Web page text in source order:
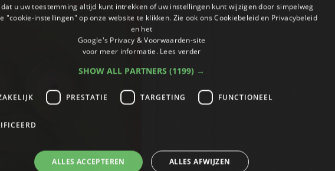
u uw toestemming altijd kunt intrekken of uw instellingen kunt wijzigen door simpelweg
"cookie-instellingen" op onze website te klikken. Zie ook ons ​​Cookiebeleid en Privacybeleid
en het
Google's Privacy & Voorwaarden-site
voor meer informatie. Lees verder
SHOW ALL PARTNERS (1199) →
PRESTATIE TARGETING FUNCTIONEEL
ALLES ACCEPTEREN ALLES AFWIJZEN